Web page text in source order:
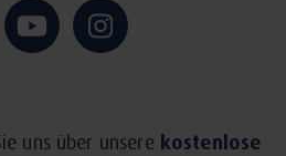
uns über unsere kostenlose